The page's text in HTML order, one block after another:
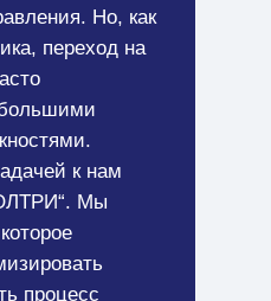
Но, как
переход на
к нам
Мы
процесс